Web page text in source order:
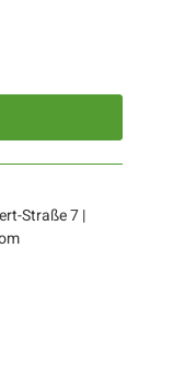
Straße 7 |